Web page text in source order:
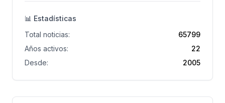
📊 Estadísticas
Total noticias:
65799
Años activos:
22
Desde:
2005